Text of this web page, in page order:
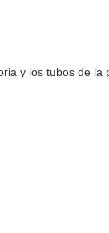
y los tubos de la